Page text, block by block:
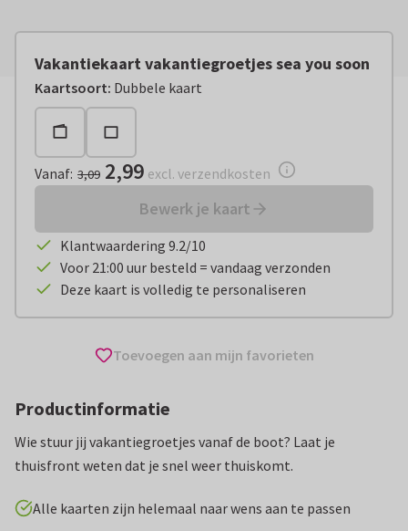
Vakantiekaart vakantiegroetjes sea you soon
Kaartsoort: Dubbele kaart
Vanaf:€ 2,99 excl. verzendkosten
Vanaf: 3,09 2,99 excl. verzendkosten
Bewerk je kaart
Klantwaardering 9.2/10
Voor 21:00 uur besteld = vandaag verzonden
Deze kaart is volledig te personaliseren
Toevoegen aan mijn favorieten
Productinformatie
Wie stuur jij vakantiegroetjes vanaf de boot? Laat je
thuisfront weten dat je snel weer thuiskomt.
Alle kaarten zijn helemaal naar wens aan te passen